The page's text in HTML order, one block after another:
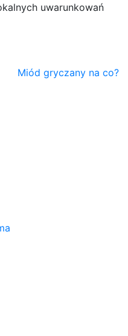
uwarunkowań
Miód gryczany na co?